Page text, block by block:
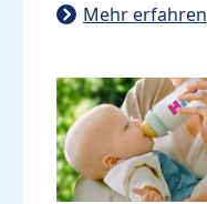
Mehr erfahren